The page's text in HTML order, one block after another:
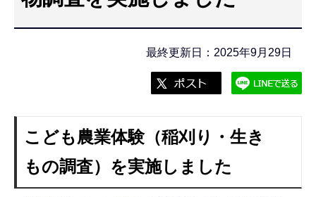
最終更新日：2025年9月29日
こども農業体験（稲刈り・生き
もの調査）を実施しました